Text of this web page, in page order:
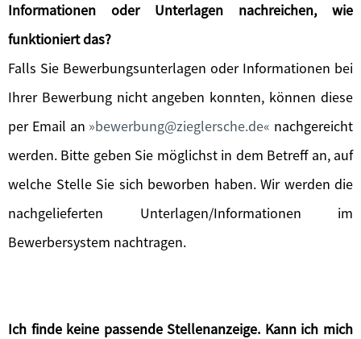
Informationen oder Unterlagen nachreichen, wie
funktioniert das?
Falls Sie Bewerbungsunterlagen oder Informationen bei
Ihrer Bewerbung nicht angeben konnten, können diese
per Email an
bewerbung@zieglersche.de nachgereicht
werden. Bitte geben Sie möglichst in dem Betreff an, auf
welche Stelle Sie sich beworben haben. Wir werden die
nachgelieferten Unterlagen/Informationen im
Bewerbersystem nachtragen.
Ich finde keine passende Stellenanzeige. Kann ich mich